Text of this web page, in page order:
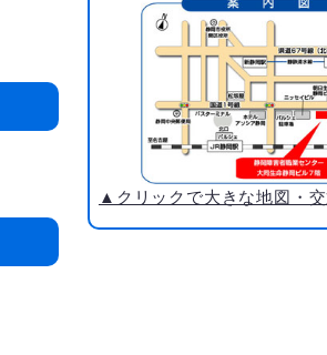
▲クリックで大きな地図・